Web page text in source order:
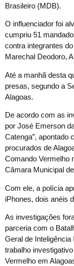
Brasileiro (MDB).
O influenciador foi
cumpriu 51
contra integrantes
Marechal Deodoro,
Até a manhã desta
presas, segundo a
Alagoas.
De acordo com as
por José Emerson
Catenga”, apontado
procurados de
Comando Vermelho
Câmara Municipal
Com ele, a polícia
iPhones, dois anéis
As investigações
parceria com o
Geral de Inteligência
trabalho
Vermelho em